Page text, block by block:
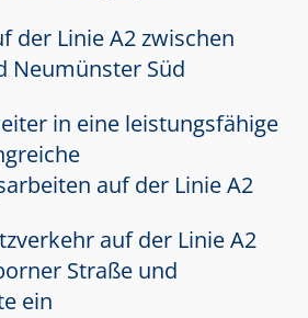
der Linie A2 zwischen
Neumünster Süd
in eine leistungsfähige
auf der Linie A2
auf der Linie A2
Straße und
ein